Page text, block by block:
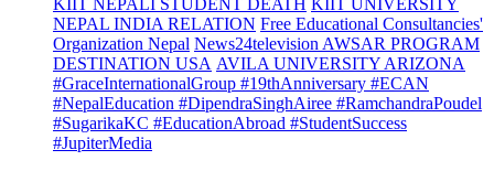
NEPAL INDIA RELATION Free Educational Consultancies'
Organization Nepal News24television AWSAR PROGRAM
DESTINATION USA AVILA UNIVERSITY ARIZONA
#GraceInternationalGroup #19thAnniversary #ECAN
#NepalEducation #DipendraSinghAiree #RamchandraPoudel
#SugarikaKC #EducationAbroad #StudentSuccess
#JupiterMedia